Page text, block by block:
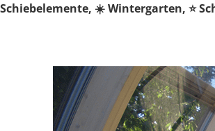
☀️ Wintergarten, ⭐